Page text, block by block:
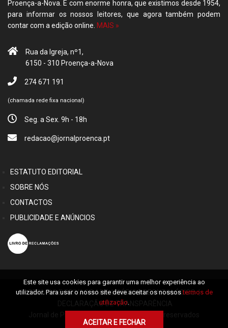
Proença-a-Nova. É com enorme honra, que existimos desde 1954,
para informar os nossos leitores, que agora também podem
contar com a edição online. MAIS »
Rua da Igreja, nº1,
6150 - 310 Proença-a-Nova
274 671 191
(chamada rede fixa nacional)
Seg. a Sex. 9h - 18h
redacao@jornalproenca.pt
ESTATUTO EDITORIAL
SOBRE NÓS
CONTACTOS
PUBLICIDADE E ANÚNCIOS
TERMOS E PRIVACIDADE|CÓDIGO DEONTOLÓGICO|
DECLARAÇÃO DE TRANSPARÊNCIA
Este site usa cookies para garantir uma melhor experiência ao
utilizador. Para usar o nosso site deve aceitar os nossostermos de
utilização.
ACEITAR E FECHAR